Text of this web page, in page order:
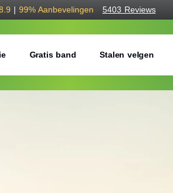
| 99% Aanbevelingen 5403 Reviews
Gratis band Stalen velgen